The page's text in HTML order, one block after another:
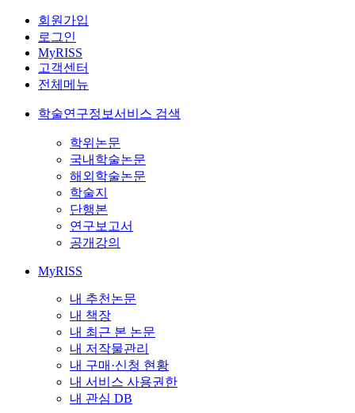
회원가입
로그인
MyRISS
고객센터
전체메뉴
학술연구정보서비스 검색
학위논문
국내학술논문
해외학술논문
학술지
단행본
연구보고서
공개강의
MyRISS
내 추천논문
내 책장
내 최근 본 논문
내 저작물관리
내 구매·신청 현황
내 서비스 사용권한
내 관심 DB